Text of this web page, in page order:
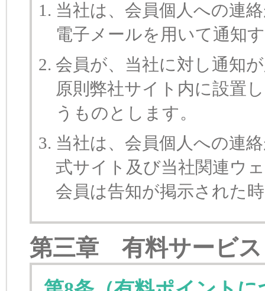
当社は、会員個人への連
電子メールを用いて通知
会員が、当社に対し通知
原則弊社サイト内に設置
うものとします。
当社は、会員個人への連
式サイト及び当社関連ウ
会員は告知が掲示された
第三章 有料サービス